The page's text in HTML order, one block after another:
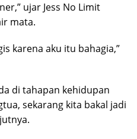
ujar Jess No Limit
mata.
karena aku itu bahagia,”
di tahapan kehidupan
sekarang kita bakal jadi